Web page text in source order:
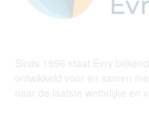
Sinds 1996 staat Evry
ontwikkeld voor en samen
naar de laatste wettelijke en